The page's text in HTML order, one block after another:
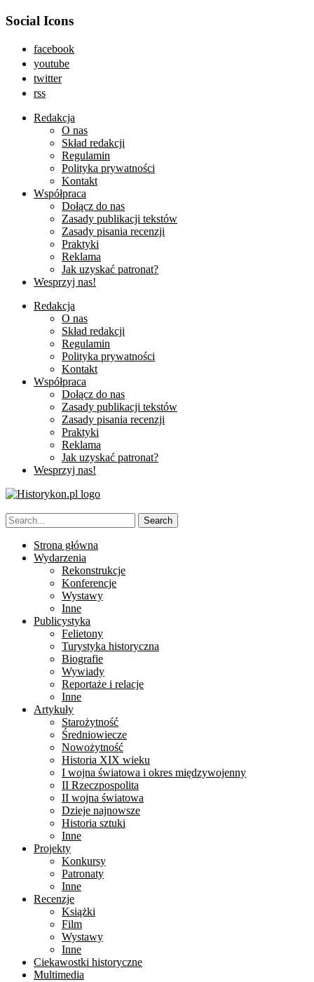
Social Icons
facebook
youtube
twitter
rss
Redakcja
O nas
Skład redakcji
Regulamin
Polityka prywatności
Kontakt
Współpraca
Dołącz do nas
Zasady publikacji tekstów
Zasady pisania recenzji
Praktyki
Reklama
Jak uzyskać patronat?
Wesprzyj nas!
Redakcja
O nas
Skład redakcji
Regulamin
Polityka prywatności
Kontakt
Współpraca
Dołącz do nas
Zasady publikacji tekstów
Zasady pisania recenzji
Praktyki
Reklama
Jak uzyskać patronat?
Wesprzyj nas!
Strona główna
Wydarzenia
Rekonstrukcje
Konferencje
Wystawy
Inne
Publicystyka
Felietony
Turystyka historyczna
Biografie
Wywiady
Reportaże i relacje
Inne
Artykuły
Starożytność
Średniowiecze
Nowożytność
Historia XIX wieku
I wojna światowa i okres międzywojenny
II Rzeczpospolita
II wojna światowa
Dzieje najnowsze
Historia sztuki
Inne
Projekty
Konkursy
Patronaty
Inne
Recenzje
Książki
Film
Wystawy
Inne
Ciekawostki historyczne
Multimedia